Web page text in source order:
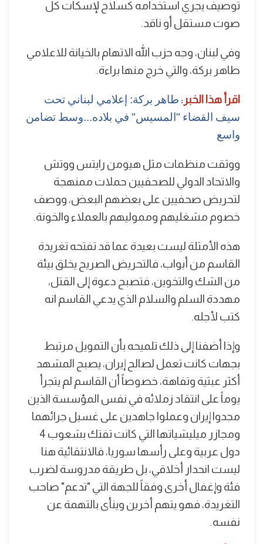
توصيف يجري استخدامه كسلاح لإسكات كل
صوت مستقل أو ناقد.
وفي لبنان، وجه حزب الله الاتهام بالخيانة للاعلامي
طاهر بركة، والتي خرج منها براءة.
اقرأ هذا الخبر: طاهر بركة: إعلامي لبناني تحت
سيف القضاء "المسيس" في بلاده...وسط تضامن
واسع
ووثقت منظمات مثل هيومن رايتس ووتش
والاتحاد الدولي للصحفيين حملات ممنهجة
لتحريض صحفيين على بعضهم البعض، ووصف
خصوم مشغليهم ومموليهم بالعملاء والخونة.
هذه الأمثلة ليست بعيدة عما قد تفتحه تغريدة
القاسم من أبواب، فالتحريض الصريح يخلق بيئة
من الشك والتخوين، فتصبح دعوة إلى القتل،
مهددة السلم والسلام الذي يدعي القاسم انه
كتب لأجله.
وإذا أضفنا إلى ذلك تلميحه بأن التمويل مرتبط
بجهات كانت تعمل لصالح إيران، يصبح المشهد
أكثر عبثية وتفاهة، خصوصاً أن القاسم لم يتجرأ
يوماً على انتقاد زملائه في نفس المؤسسة الذين
مجدوا إيران وعملوا جاهدين على غسيل جرائهما
ومجازر ميليشياتها التي كانت تفتك بشعوب 4
دول عربية وعلى رأسها سوريا، فالانتقائية هنا
ليست انحدار أخلاقي، بل طريقة مدروسة لضرب
فئة وإغفال أخرى وفقاً للجهة التي "تدعم" صاحب
التغريدة، فهو يتهم أخرين وينأى بالتهمة عن
نفسه.